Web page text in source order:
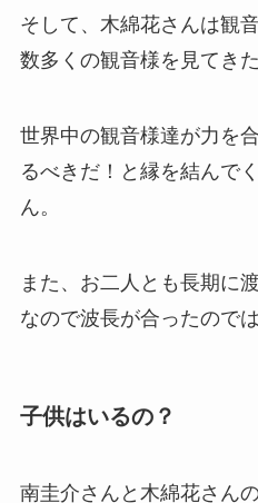
そして、木綿花さんは観
数多くの観音様を見てき
世界中の観音様達が力を
るべきだ！と縁を結んで
ん。
また、お二人とも長期に
なので波長が合ったので
子供はいるの？
南圭介さんと木綿花さん